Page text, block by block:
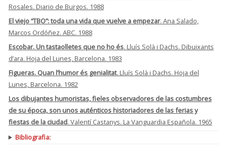
Rosales. Diario de Burgos. 1988
El viejo “TBO”: toda una vida que vuelve a empezar. Ana Salado,
Marcos Ordóñez. ABC. 1988
Escobar. Un tastaolletes que no ho és. Lluís Solà i Dachs. Dibuixants
d’ara. Hoja del Lunes, Barcelona. 1983
Figueras. Quan l’humor és genialitat. Lluís Solà i Dachs. Hoja del
Lunes, Barcelona. 1982
Los dibujantes humoristas, fieles observadores de las costumbres
de su época, son unos auténticos historiadores de las ferias y
fiestas de la ciudad. Valentí Castanys. La Vanguardia Española. 1965
Bibliografia: